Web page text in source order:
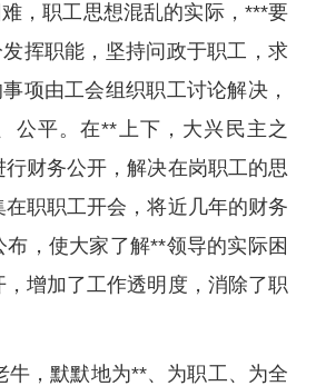
，职工思想混乱的实际，***要
挥职能，坚持问政于职工，求
项由工会组织职工讨论解决，
公平。在**上下，大兴民主之
行财务公开，解决在岗职工的思
职职工开会，将近几年的财务
，使大家了解**领导的实际困
增加了工作透明度，消除了职
牛，默默地为**、为职工、为全